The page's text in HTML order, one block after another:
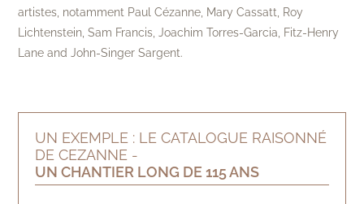
artistes, notamment Paul Cézanne, Mary Cassatt, Roy
Lichtenstein, Sam Francis, Joachim Torres-Garcia, Fitz-Henry
Lane and John-Singer Sargent.
UN EXEMPLE : LE CATALOGUE RAISONNÉ
DE CEZANNE -
UN CHANTIER LONG DE 115 ANS